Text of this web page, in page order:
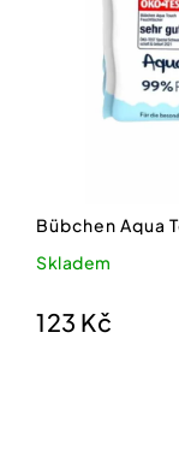
Skladem
123 Kč